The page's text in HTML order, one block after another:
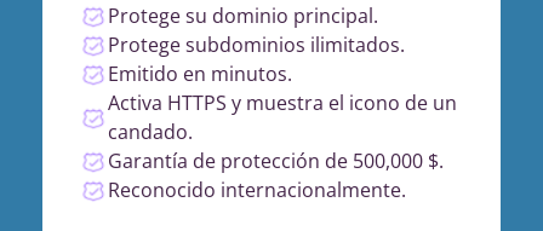
Protege su dominio principal.
Protege subdominios ilimitados.
Emitido en minutos.
Activa HTTPS y muestra el icono de un
candado.
Garantía de protección de 500,000 $.
Reconocido internacionalmente.